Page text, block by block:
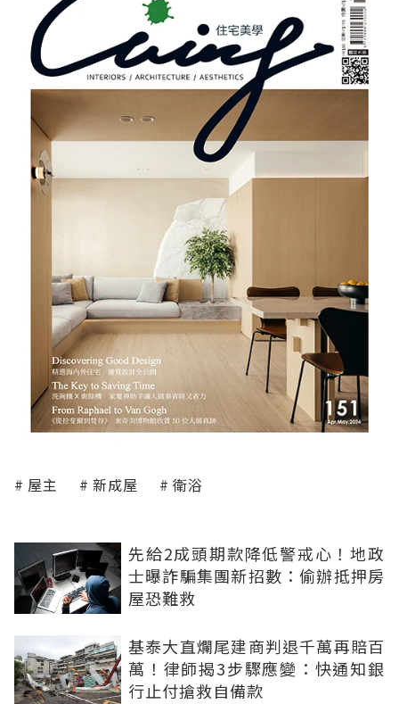
屋主 新成屋 衛浴
先給2成頭期款降低警戒心！地政
士曝詐騙集團新招數：偷辦抵押房
屋恐難救
基泰大直爛尾建商判退千萬再賠百
萬！律師揭3步驟應變：快通知銀
行止付搶救自備款